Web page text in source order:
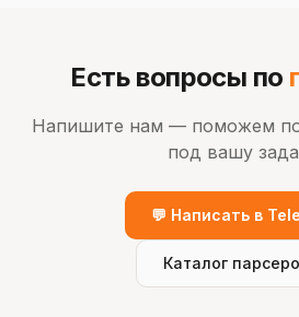
Есть вопросы по
Напишите нам — поможем
под вашу
💬 Написать в
Каталог